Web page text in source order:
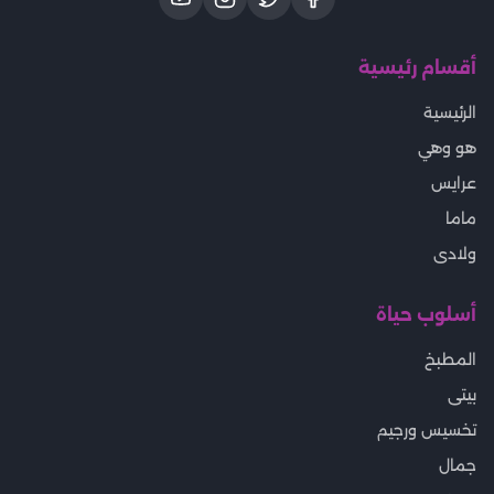
أقسام رئيسية
الرئيسية
هو وهي
عرايس
ماما
ولادى
أسلوب حياة
المطبخ
بيتى
تخسيس ورجيم
جمال